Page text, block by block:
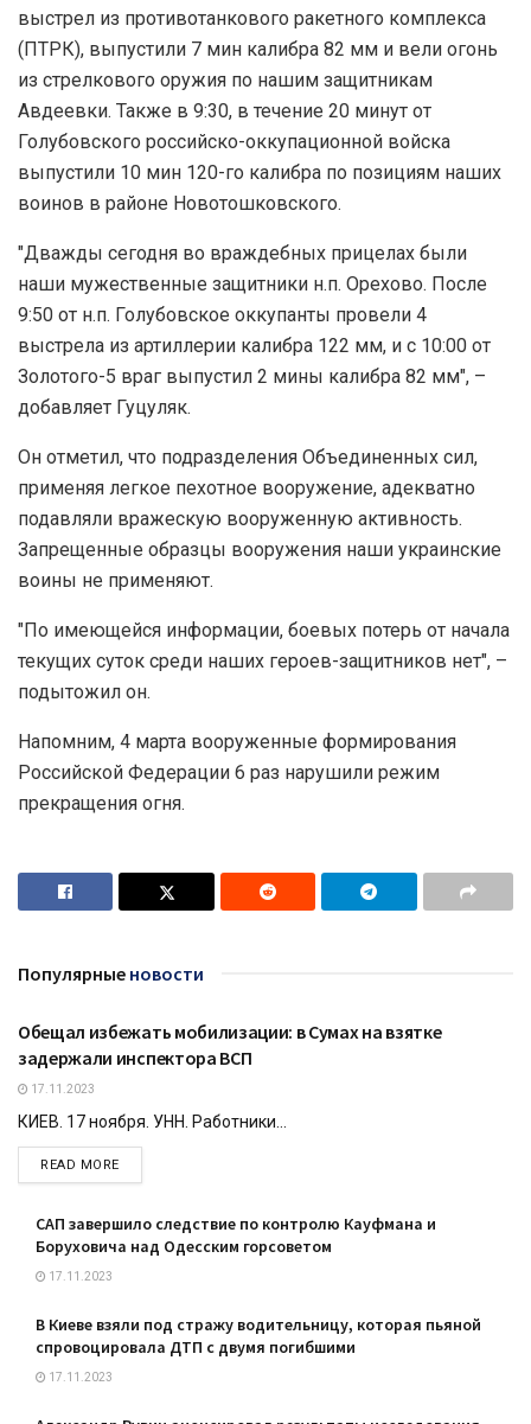
выстрел из противотанкового ракетного комплекса
(ПТРК), выпустили 7 мин калибра 82 мм и вели огонь
из стрелкового оружия по нашим защитникам
Авдеевки. Также в 9:30, в течение 20 минут от
Голубовского российско-оккупационной войска
выпустили 10 мин 120-го калибра по позициям наших
воинов в районе Новотошковского.
"Дважды сегодня во враждебных прицелах были
наши мужественные защитники н.п. Орехово. После
9:50 от н.п. Голубовское оккупанты провели 4
выстрела из артиллерии калибра 122 мм, и с 10:00 от
Золотого-5 враг выпустил 2 мины калибра 82 мм", –
добавляет Гуцуляк.
Он отметил, что подразделения Объединенных сил,
применяя легкое пехотное вооружение, адекватно
подавляли вражескую вооруженную активность.
Запрещенные образцы вооружения наши украинские
воины не применяют.
"По имеющейся информации, боевых потерь от начала
текущих суток среди наших героев-защитников нет", –
подытожил он.
Напомним, 4 марта вооруженные формирования
Российской Федерации 6 раз нарушили режим
прекращения огня.
Популярные новости
КРИМИНАЛ
Обещал избежать мобилизации: в Сумах на взятке
задержали инспектора ВСП
17.11.2023
КИЕВ. 17 ноября. УНН. Работники...
READ MOREDETAILS
САП завершило следствие по контролю Кауфмана и
Боруховича над Одесским горсоветом
17.11.2023
В Киеве взяли под стражу водительницу, которая пьяной
спровоцировала ДТП с двумя погибшими
17.11.2023